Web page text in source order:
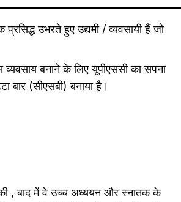
उभरते हुए उद्यमी / व्यवसायी हैं जो
बनाने के लिए यूपीएससी का सपना
बार (सीएसबी) बनाया है।
, बाद में वे उच्च अध्ययन और स्नातक के